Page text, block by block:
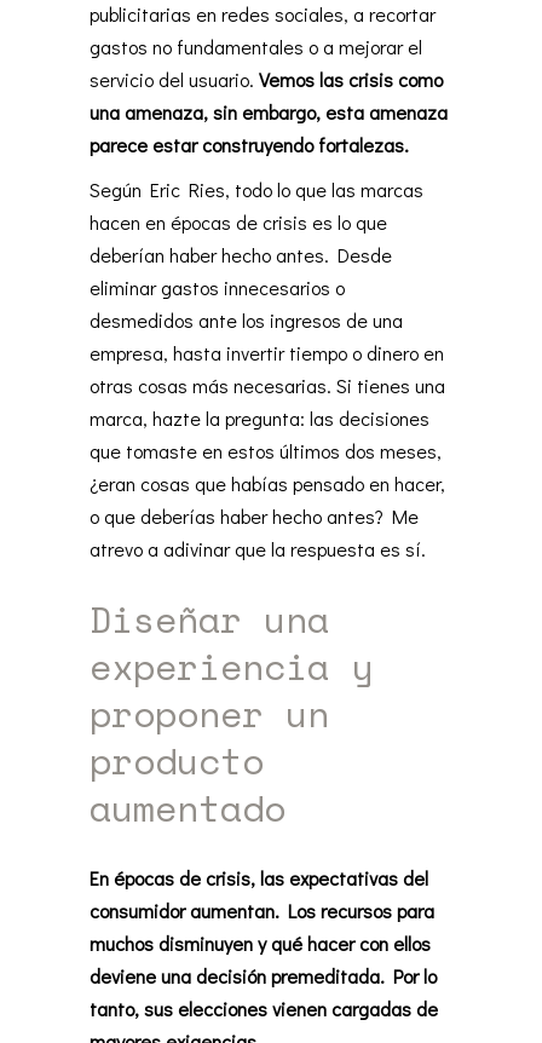
publicitarias en redes sociales, a recortar
gastos no fundamentales o a mejorar el
servicio del usuario. Vemos las crisis como
una amenaza, sin embargo, esta amenaza
parece estar construyendo fortalezas.
Según Eric Ries, todo lo que las marcas
hacen en épocas de crisis es lo que
deberían haber hecho antes. Desde
eliminar gastos innecesarios o
desmedidos ante los ingresos de una
empresa, hasta invertir tiempo o dinero en
otras cosas más necesarias. Si tienes una
marca, hazte la pregunta: las decisiones
que tomaste en estos últimos dos meses,
¿eran cosas que habías pensado en hacer,
o que deberías haber hecho antes? Me
atrevo a adivinar que la respuesta es sí.
Diseñar una
experiencia y
proponer un
producto
aumentado
En épocas de crisis, las expectativas del
consumidor aumentan. Los recursos para
muchos disminuyen y qué hacer con ellos
deviene una decisión premeditada. Por lo
tanto, sus elecciones vienen cargadas de